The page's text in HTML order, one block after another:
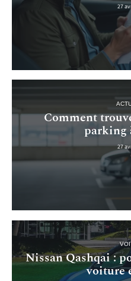
27
Comment
parking
27
Nissan Qashqai :
voiture